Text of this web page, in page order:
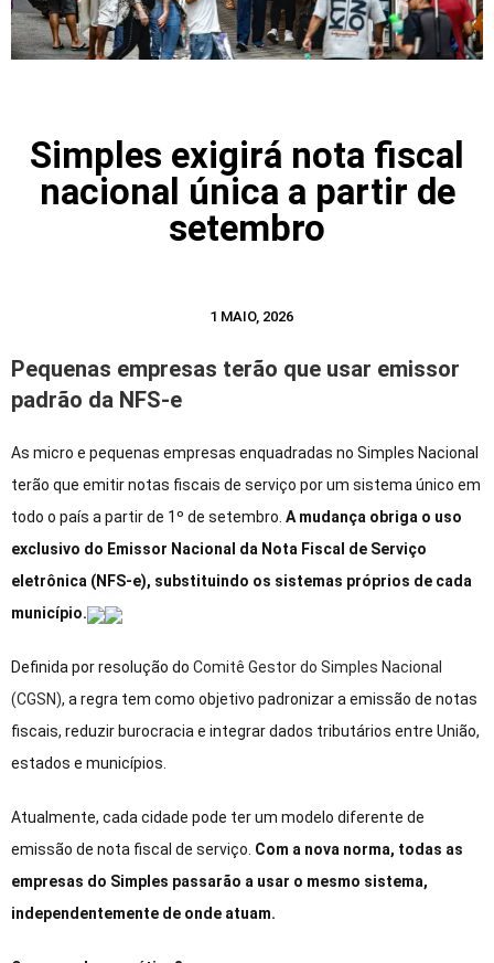
Simples exigirá nota fiscal
nacional única a partir de
setembro
1 MAIO, 2026
Pequenas empresas terão que usar emissor
padrão da NFS-e
As micro e pequenas empresas enquadradas no Simples Nacional
terão que emitir notas fiscais de serviço por um sistema único em
todo o país a partir de 1º de setembro. A mudança obriga o uso
exclusivo do Emissor Nacional da Nota Fiscal de Serviço
eletrônica (NFS-e), substituindo os sistemas próprios de cada
município.
Definida por resolução do Comitê Gestor do Simples Nacional
(CGSN), a regra tem como objetivo padronizar a emissão de notas
fiscais, reduzir burocracia e integrar dados tributários entre União,
estados e municípios.
Atualmente, cada cidade pode ter um modelo diferente de
emissão de nota fiscal de serviço. Com a nova norma, todas as
empresas do Simples passarão a usar o mesmo sistema,
independentemente de onde atuam.